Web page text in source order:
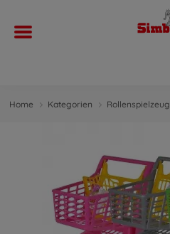
Home Kategorien Rollenspielzeug